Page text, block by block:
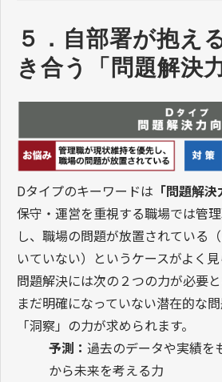
５．自部署が抱え
き合う「問題解決
Dタイプのキーワードは 「問題解決
保守・運営を重視する職場では管
し、職場の問題が放置されている
いていない）というケースがよく見
問題解決には次の２つの力が必要
まだ明確になっていない潜在的な
「洞察」の力が求められます。
予測： 過去のデータや実績を
から未来を考える力